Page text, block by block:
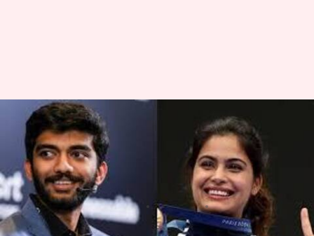
மேஜர் தயான் சந்த் கேல்
ரத்னா விருதுக்கு
டி.குகேஷ், மனு பாக்கர்
உள்ளிட்ட 4 பேர் தேர்வு
எழுதியவர் Sekar Chinnappan Jan 02, 2025 06:03 pm